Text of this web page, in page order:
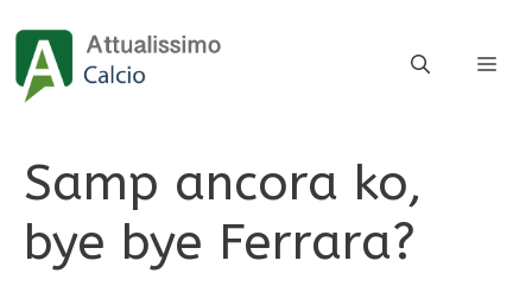
contenuto
Samp ancora ko,
bye bye Ferrara?